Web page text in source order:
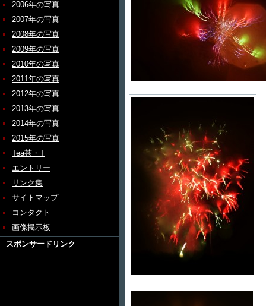
2006年の写真
2007年の写真
2008年の写真
2009年の写真
2010年の写真
2011年の写真
2012年の写真
2013年の写真
2014年の写真
2015年の写真
Tea茶・T
エントリー
リンク集
サイトマップ
コンタクト
画像掲示板
スポンサードリンク